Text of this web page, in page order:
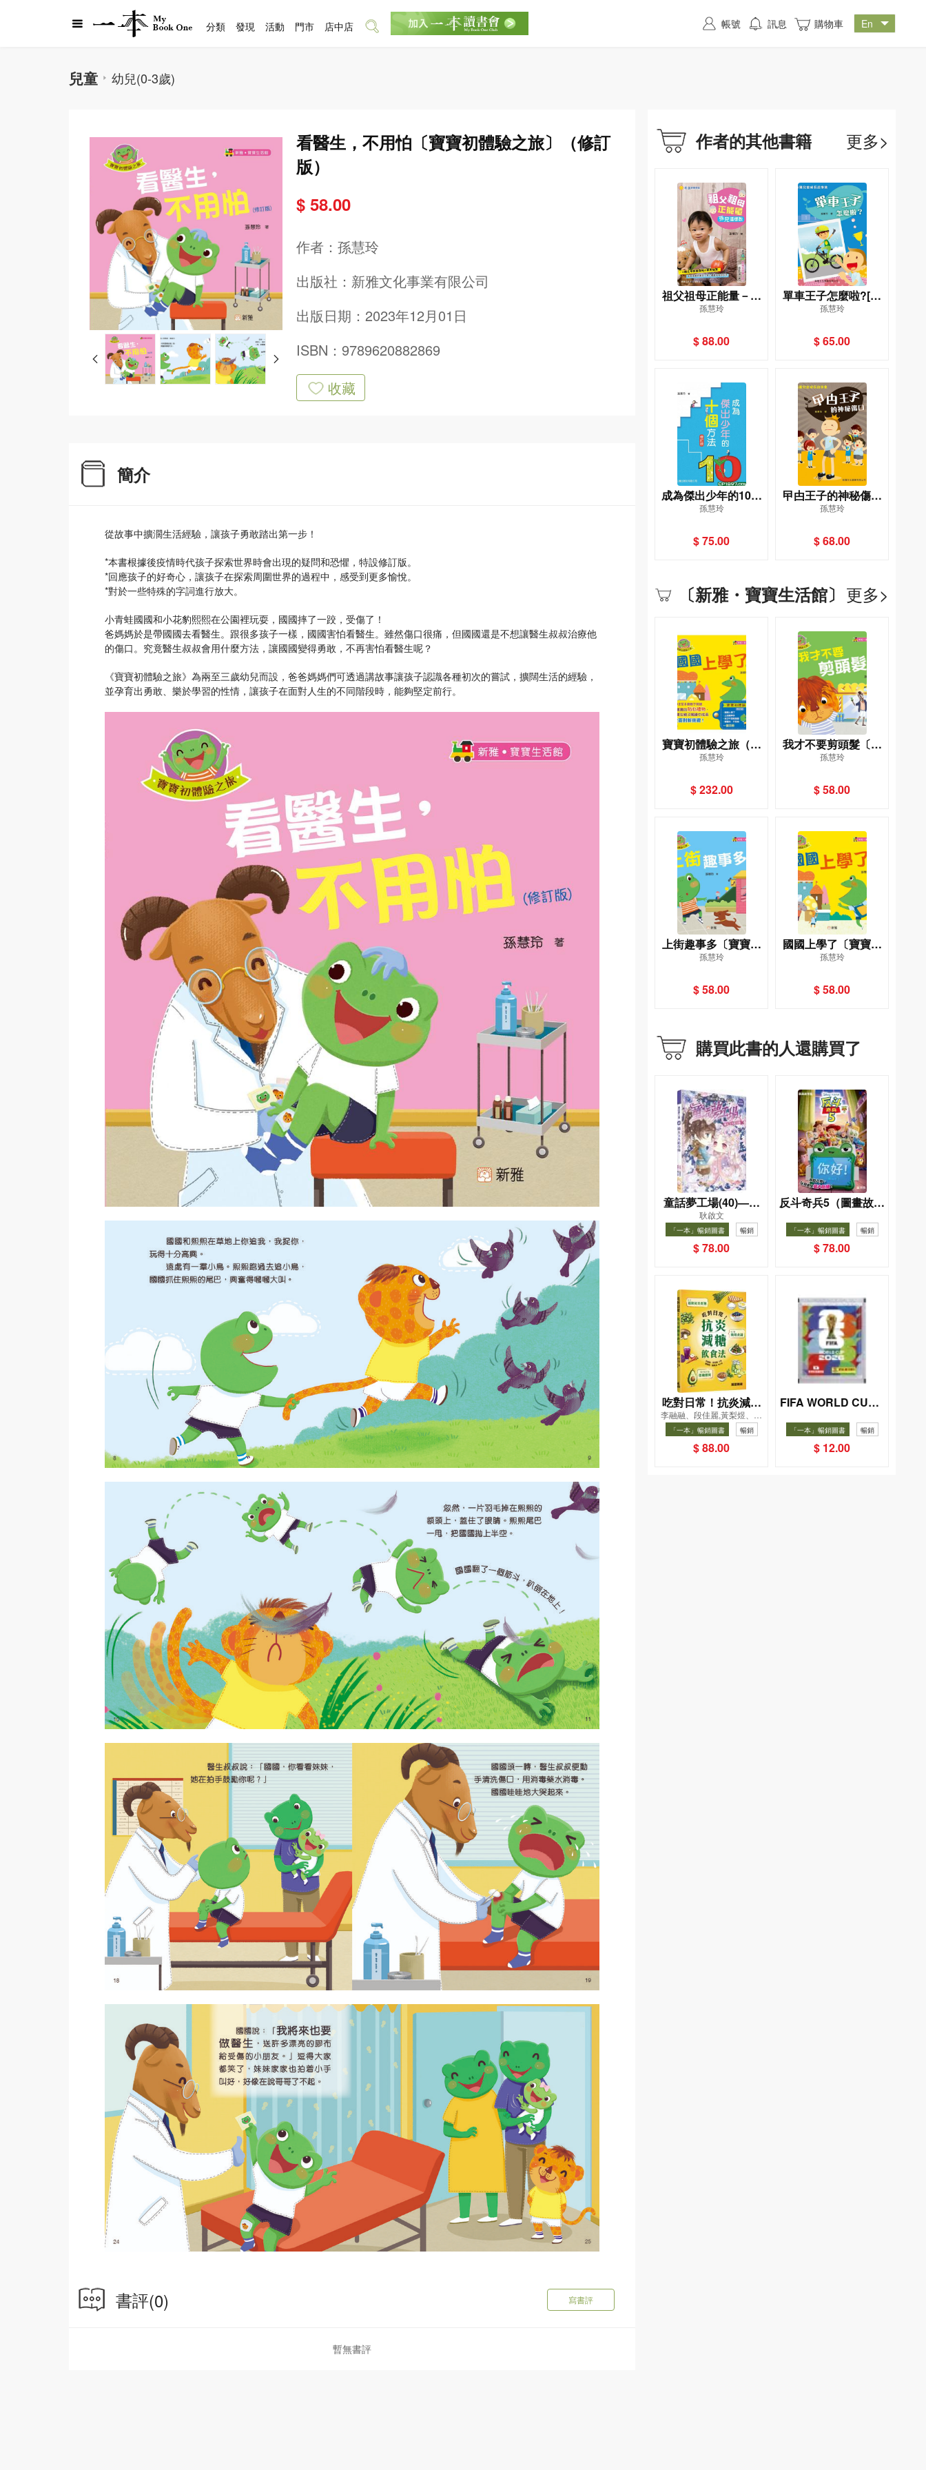
兒童 幼兒(0-3歲)
看醫生，不用怕〔寶寶初體驗之旅〕（修訂
版）
$ 58.00
作者： 孫慧玲
出版社： 新雅文化事業有限公司
出版日期：2023年12月01日
ISBN：9789620882869
收藏
簡介
從故事中擴濶生活經驗，讓孩子勇敢踏出第一步！
*本書根據後疫情時代孩子探索世界時會出現的疑問和恐懼，特設修訂版。
*回應孩子的好奇心，讓孩子在探索周圍世界的過程中，感受到更多愉悅。
*對於一些特殊的字詞進行放大。
小青蛙國國和小花豹熙熙在公園裡玩耍，國國摔了一跤，受傷了！
爸媽媽於是帶國國去看醫生。跟很多孩子一樣，國國害怕看醫生。雖然傷口很痛，但國國還是不想讓醫生叔叔治療他
的傷口。究竟醫生叔叔會用什麼方法，讓國國變得勇敢，不再害怕看醫生呢？
《寶寶初體驗之旅》為兩至三歲幼兒而設，爸爸媽媽們可透過講故事讓孩子認識各種初次的嘗試，擴闊生活的經驗，
並孕育出勇敢、樂於學習的性情，讓孩子在面對人生的不同階段時，能夠堅定前行。
書評(0) 寫書評
暫無書評
作者的其他書籍 更多>
祖父祖母正能量－孫
兒這樣教[祖孫教養學
孫慧玲
$ 88.00
單車王子怎麼啦?[新
雅兒童成長故事集]
孫慧玲
$ 65.00
成為傑出少年的10個
方法(增訂版)
孫慧玲
$ 75.00
曱甴王子的神秘傷口
[新雅兒童成長故事集]
孫慧玲
$ 68.00
〔新雅・寶寶生活館〕 更多>
寶寶初體驗之旅（修
訂版）（一套四冊）
孫慧玲
$ 232.00
我才不要剪頭髮〔寶
寶初體驗之旅〕（修
孫慧玲
$ 58.00
上街趣事多〔寶寶初
體驗之旅〕（修訂
孫慧玲
$ 58.00
國國上學了〔寶寶初
體驗之旅〕（修訂
孫慧玲
$ 58.00
購買此書的人還購買了
童話夢工場(40)——
織女下凡結奇緣
耿啟文
「一本」暢銷圖書 暢銷
$ 78.00
反斗奇兵5（圖畫故事
版）
「一本」暢銷圖書 暢銷
$ 78.00
吃對日常！抗炎減糖
飲食法
李融融、段佳麗,黃梨煜、顧
凱辰
「一本」暢銷圖書 暢銷
$ 88.00
FIFA WORLD CUP 2
貼紙包）
「一本」暢銷圖書 暢銷
$ 12.00
分類 發現 活動 門市 店中店 帳號 訊息 購物車